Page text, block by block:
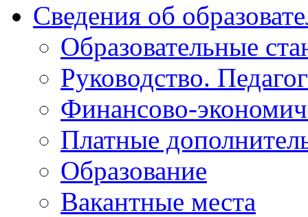
Сведения об
Образовательные
Руководство.
Финансово-
Платные
Образование
Вакантные места